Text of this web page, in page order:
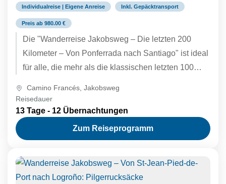
Individualreise | Eigene Anreise Inkl. Gepäcktransport
Preis ab 980.00 €
Die "Wanderreise Jakobsweg – Die letzten 200
Kilometer – Von Ponferrada nach Santiago" ist ideal
für alle, die mehr als die klassischen letzten 100
Camino Francés, Jakobsweg
Reisedauer
13 Tage - 12 Übernachtungen
Zum Reiseprogramm